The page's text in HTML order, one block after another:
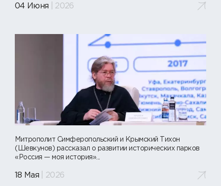
04 Июня | 2026
Митрополит Симферопольский и Крымский Тихон
(Шевкунов) рассказал о развитии исторических парков
«Россия — моя история»...
18 Мая | 2026